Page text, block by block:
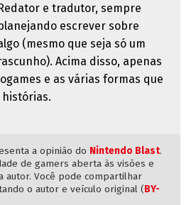
e tradutor, sempre
escrever sobre
(mesmo que seja só um
Acima disso, apenas
e as várias formas que
a opinião do Nintendo Blast.
de gamers aberta às visões e
autor. Você pode compartilhar
o autor e veículo original (BY-